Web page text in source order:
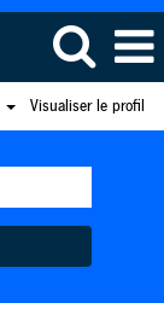
Visualiser le profil